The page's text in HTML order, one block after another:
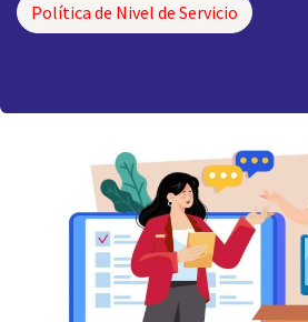
Política de Nivel de Servicio